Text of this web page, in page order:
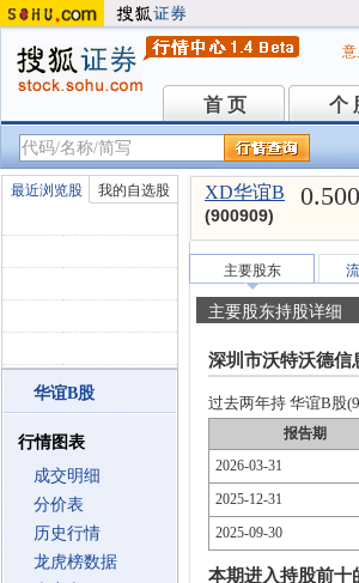
首 页
首 页 个
个
最近浏览股 我的自选股
华谊B股
行情图表
成交明细
分价表
历史行情
龙虎榜数据
XD华谊B
(900909)
0.500
主要股东
主要股东持股详细
深圳市沃特沃德信
过去两年持 华谊B股
报告期
2026-03-31
2025-12-31
2025-09-30
本期进入持股前十